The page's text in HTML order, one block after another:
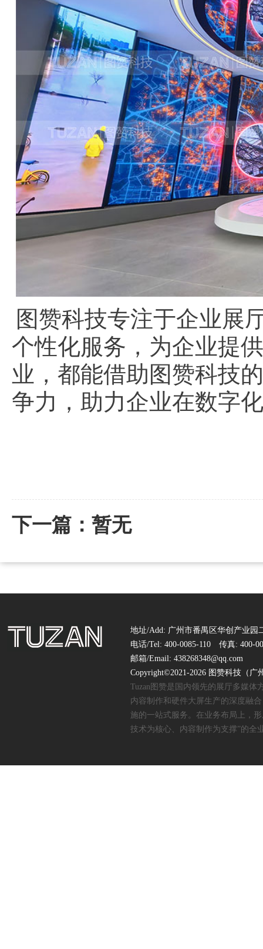
图赞科技专注于企业展
个性化服务，为企业提
业，都能借助图赞科技
争力，助力企业在数字
下一篇：暂无
地址/Add: 广州市番禺区华创产业园
电话/Tel: 400-0085-110 传真: 400-
邮箱/Email: 438268348@qq.com
Copyright©2021-2026 图赞科技（
Tuzan图赞是国内领先的展厅多媒
内容制作和硬件大屏生产的深度融
施的一站式服务。在业务布局上，
技术为核心、内容制作为支撑”的全